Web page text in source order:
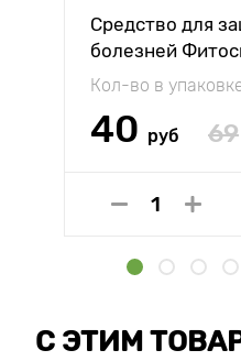
Средство для
болезней
Кол-во в
40 руб 69
С ЭТИМ